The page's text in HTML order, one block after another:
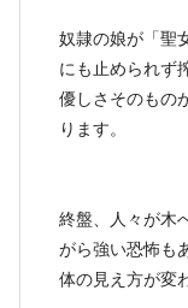
奴隷の娘が「聖
にも止められず
優しさそのもの
ります。
終盤、人々が木
がら強い恐怖も
体の見え方が変